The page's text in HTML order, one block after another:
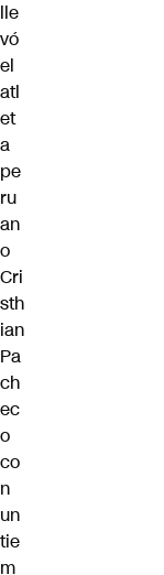
lle
vó
el
atl
et
a
pe
ru
an
o
Cri
sth
ian
Pa
ch
ec
o
co
n
un
tie
m